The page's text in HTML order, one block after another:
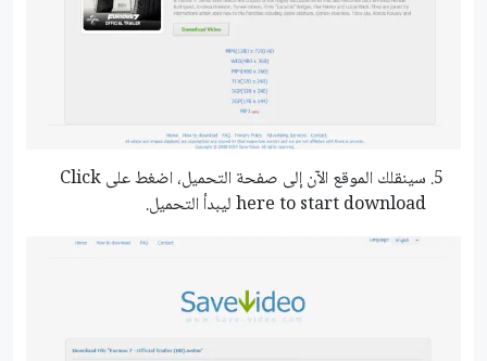
سينقلك الموقع الآن إلى صفحة التحميل، اضغط على Click
here to start download ليبدأ التحميل.